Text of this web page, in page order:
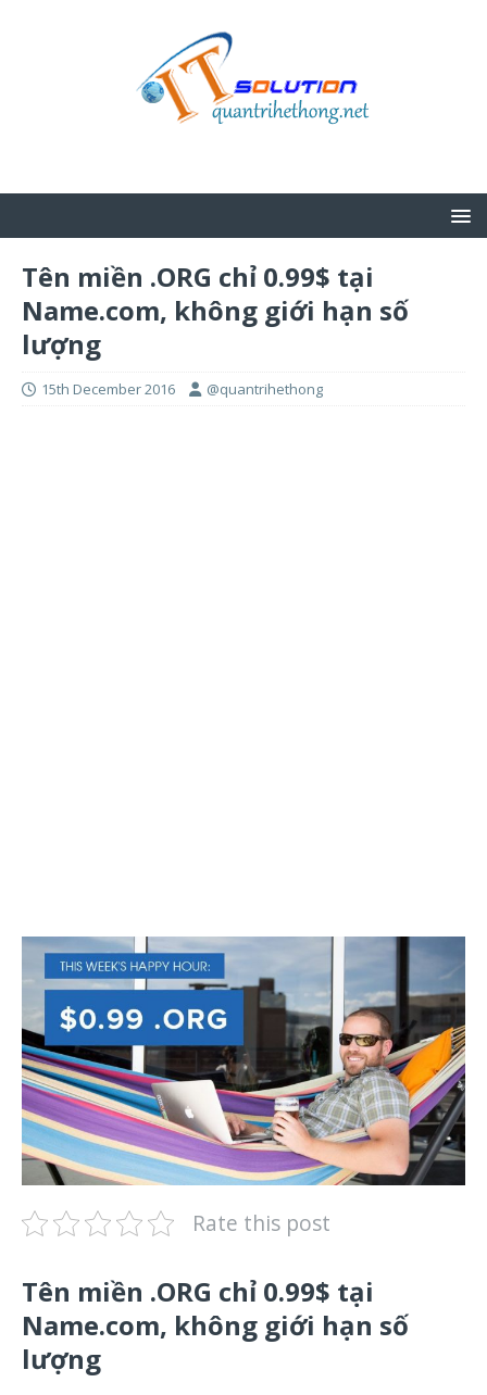
Tên miền .ORG chỉ 0.99$ tại
Name.com, không giới hạn số
lượng
15th December 2016 @quantrihethong
Rate this post
Tên miền .ORG chỉ 0.99$ tại
Name.com, không giới hạn số
lượng